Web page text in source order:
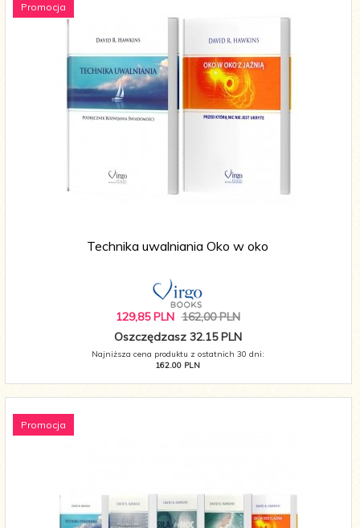
Promocja
Technika uwalniania Oko w oko
129,85 PLN 162,00 PLN
Oszczędzasz 32.15 PLN
Najniższa cena produktu z ostatnich 30 dni:
162.00 PLN
Promocja